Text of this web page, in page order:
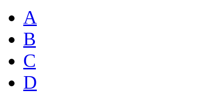
A
B
C
D